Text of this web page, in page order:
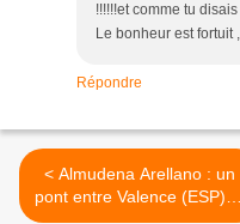
!!!!!!et comme tu
Le bonheur est fortuit
Répondre
< Almudena Arellano : un
pont entre Valence (ESP) et
Menton en préhistoire